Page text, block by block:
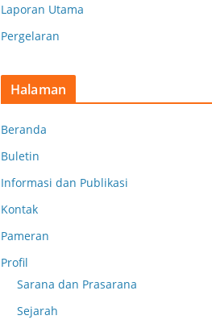
Laporan Utama
Pergelaran
Halaman
Beranda
Buletin
Informasi dan Publikasi
Kontak
Pameran
Profil
Sarana dan Prasarana
Sejarah